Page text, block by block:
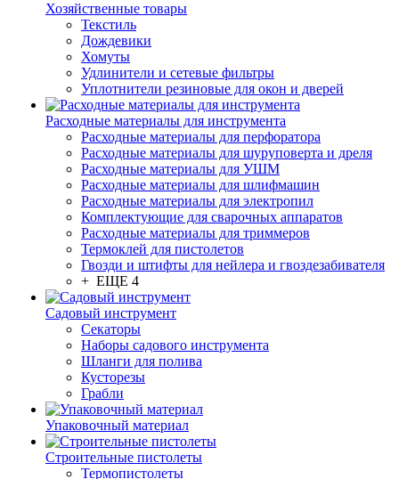
Хозяйственные товары
Текстиль
Дождевики
Хомуты
Удлинители и сетевые фильтры
Уплотнители резиновые для окон и дверей
Расходные материалы для инструмента
Расходные материалы для перфоратора
Расходные материалы для шуруповерта и дреля
Расходные материалы для УШМ
Расходные материалы для шлифмашин
Расходные материалы для электропил
Комплектующие для сварочных аппаратов
Расходные материалы для триммеров
Термоклей для пистолетов
Гвозди и штифты для нейлера и гвоздезабивателя
+ ЕЩЕ 4
Садовый инструмент
Секаторы
Наборы садового инструмента
Шланги для полива
Кусторезы
Грабли
Упаковочный материал
Строительные пистолеты
Термопистолеты